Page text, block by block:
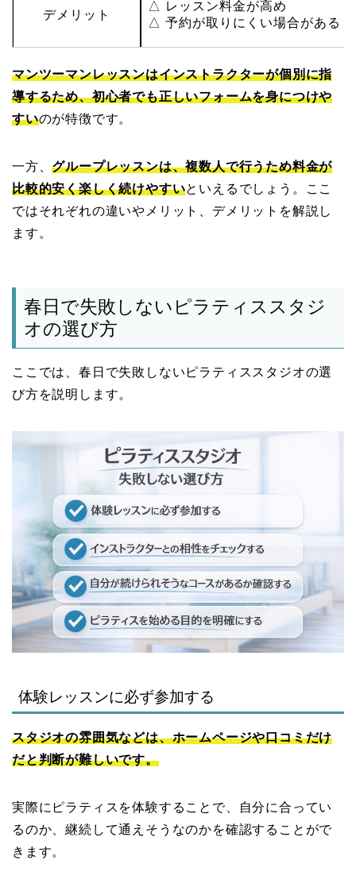
デメリット
△ レッスン料金が高め
△ 予約が取りにくい場合がある
マンツーマンレッスンはインストラクターが個別に指
導するため、初心者でも正しいフォームを身につけや
すいのが特徴です。
一方、グループレッスンは、複数人で行うため料金が
比較的安く楽しく続けやすいといえるでしょう。ここ
ではそれぞれの違いやメリット、デメリットを解説し
ます。
春日で失敗しないピラティススタジ
オの選び方
ここでは、春日で失敗しないピラティススタジオの選
び方を説明します。
体験レッスンに必ず参加する
スタジオの雰囲気などは、ホームページや口コミだけ
だと判断が難しいです。
実際にピラティスを体験することで、自分に合ってい
るのか、継続して通えそうなのかを確認することがで
きます。